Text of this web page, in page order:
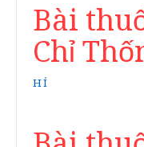
Bài
Chỉ
HÍ